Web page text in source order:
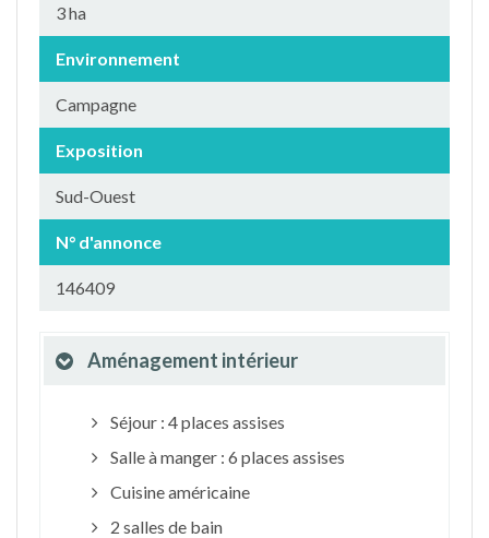
3 ha
Environnement
Campagne
Exposition
Sud-Ouest
N° d'annonce
146409
Aménagement intérieur
Séjour : 4 places assises
Salle à manger : 6 places assises
Cuisine américaine
2 salles de bain